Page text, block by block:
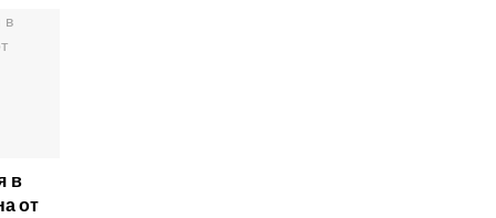
в
от